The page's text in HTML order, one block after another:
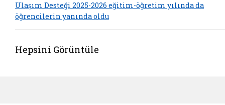
Ulaşım Desteği 2025-2026 eğitim-öğretim yılında da
öğrencilerin yanında oldu
Hepsini Görüntüle